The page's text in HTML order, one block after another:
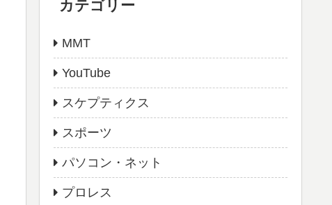
カテゴリー
MMT
YouTube
スケプティクス
スポーツ
パソコン・ネット
プロレス